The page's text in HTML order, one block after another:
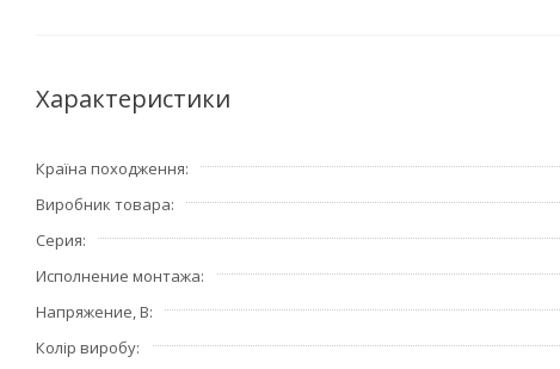
Характеристики
Країна походження
Виробник товара
Серия
Исполнение монтажа
Напряжение, В
Колір виробу